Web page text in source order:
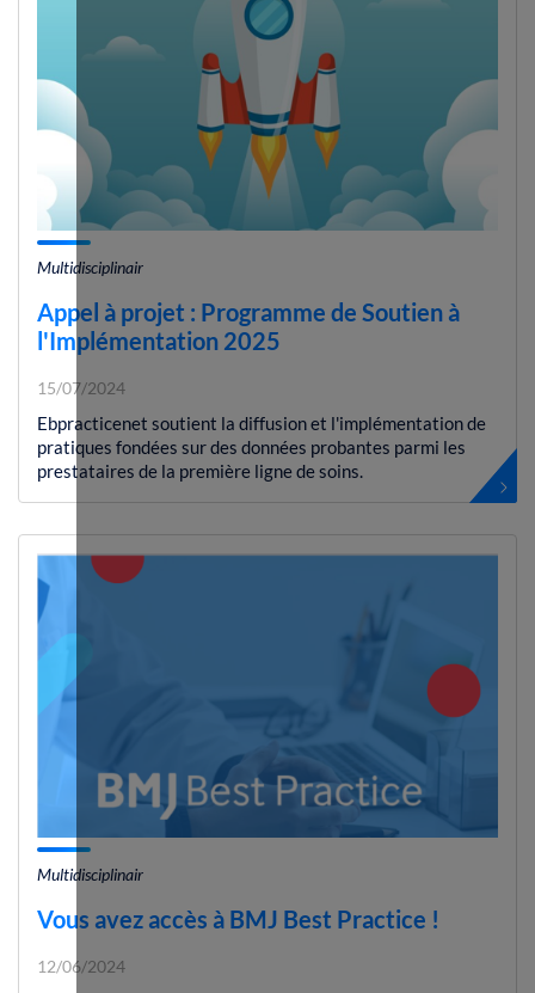
Multidisciplinair
Appel à projet : Programme de Soutien à
l'Implémentation 2025
15/07/2024
Ebpracticenet soutient la diffusion et l'implémentation de
pratiques fondées sur des données probantes parmi les
prestataires de la première ligne de soins.
Multidisciplinair
Vous avez accès à BMJ Best Practice !
12/06/2024